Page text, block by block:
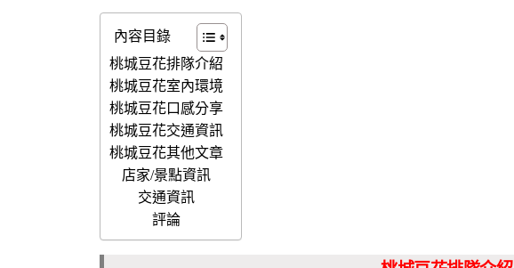
內容目錄
桃城豆花排隊介紹
桃城豆花室內環境
桃城豆花口感分享
桃城豆花交通資訊
桃城豆花其他文章
店家/景點資訊
交通資訊
評論